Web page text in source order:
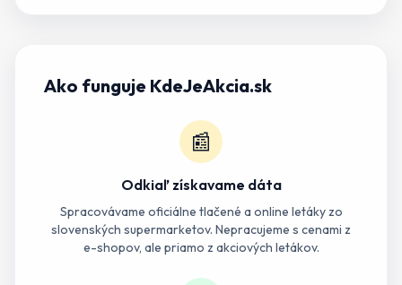
Ako funguje KdeJeAkcia.sk
📰
Odkiaľ získavame dáta
Spracovávame oficiálne tlačené a online letáky zo
slovenských supermarketov. Nepracujeme s cenami z
e-shopov, ale priamo z akciových letákov.